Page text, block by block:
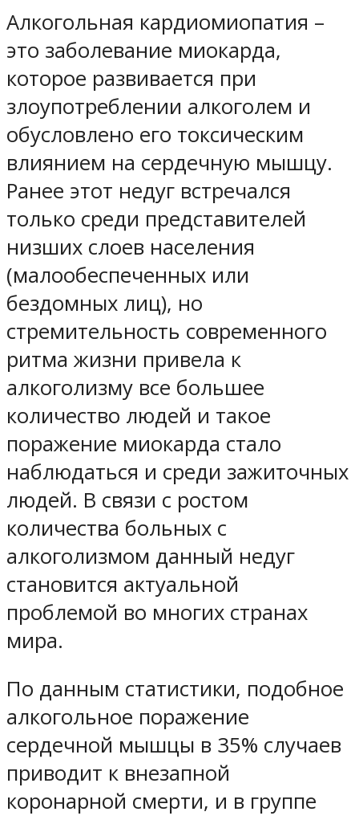
Алкогольная кардиомиопатия –
это заболевание миокарда,
которое развивается при
злоупотреблении алкоголем и
обусловлено его токсическим
влиянием на сердечную мышцу.
Ранее этот недуг встречался
только среди представителей
низших слоев населения
(малообеспеченных или
бездомных лиц), но
стремительность современного
ритма жизни привела к
алкоголизму все большее
количество людей и такое
поражение миокарда стало
наблюдаться и среди зажиточных
людей. В связи с ростом
количества больных с
алкоголизмом данный недуг
становится актуальной
проблемой во многих странах
мира.
По данным статистики, подобное
алкогольное поражение
сердечной мышцы в 35% случаев
приводит к внезапной
коронарной смерти, и в группе